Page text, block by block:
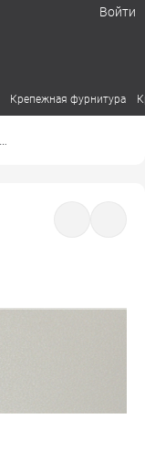
Войти
Крепежная фурнитура